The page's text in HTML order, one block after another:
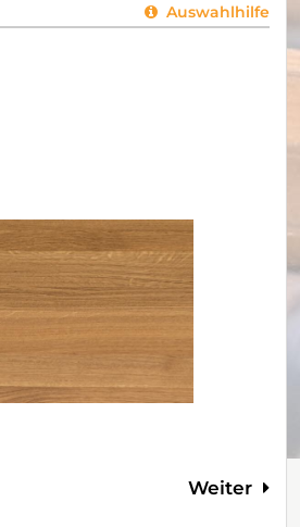
Auswahlhilfe
Weiter